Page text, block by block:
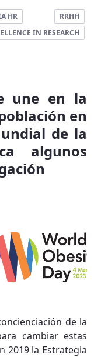
HR
RRHH
IN RESEARCH
une en la
en
de la
algunos
de la
cambiar estas
2019 la Estrategia